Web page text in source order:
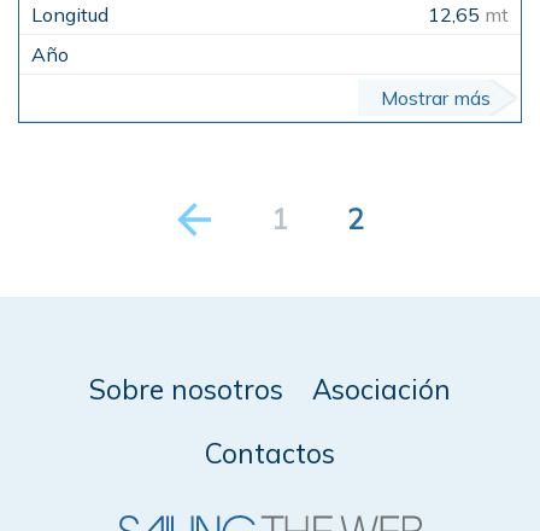
12,65 mt
Mostrar más
1 2
Sobre nosotros
Asociación
Contactos